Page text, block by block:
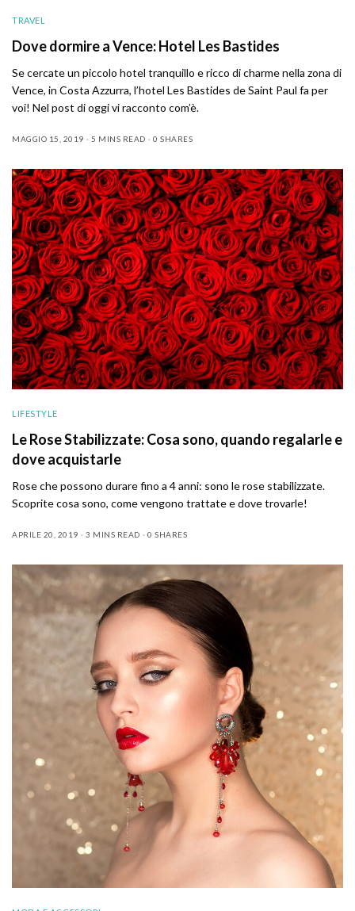
TRAVEL
Dove dormire a Vence: Hotel Les Bastides
Se cercate un piccolo hotel tranquillo e ricco di charme nella zona di
Vence, in Costa Azzurra, l’hotel Les Bastides de Saint Paul fa per
voi! Nel post di oggi vi racconto com’è.
MAGGIO 15, 2019 5 MINS READ 0 SHARES
LIFESTYLE
Le Rose Stabilizzate: Cosa sono, quando regalarle e
dove acquistarle
Rose che possono durare fino a 4 anni: sono le rose stabilizzate.
Scoprite cosa sono, come vengono trattate e dove trovarle!
APRILE 20, 2019 3 MINS READ 0 SHARES